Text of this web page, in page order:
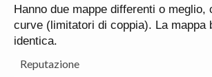
Hanno due mappe differenti o meglio,
curve (limitatori di coppia). La mappa
identica.
Reputazione